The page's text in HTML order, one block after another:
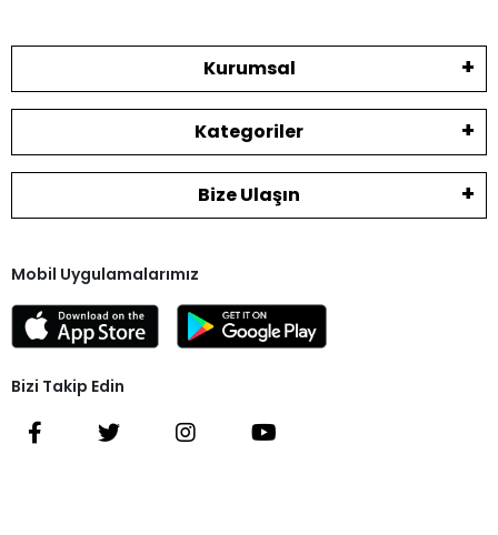
Kurumsal
Kategoriler
Bize Ulaşın
Mobil Uygulamalarımız
Bizi Takip Edin